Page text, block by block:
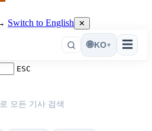
Switch to English ✕
☰
🌐KO▾
ESC
모든 기사 검색